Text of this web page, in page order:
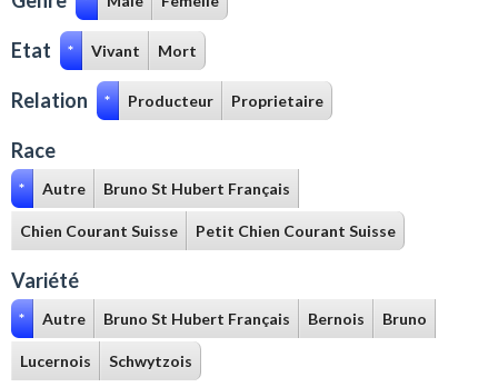
Etat * Vivant Mort
Relation * Producteur Proprietaire
Race
* Autre Bruno St Hubert Français
Chien Courant Suisse Petit Chien Courant Suisse
Variété
* Autre Bruno St Hubert Français Bernois Bruno
Lucernois Schwytzois